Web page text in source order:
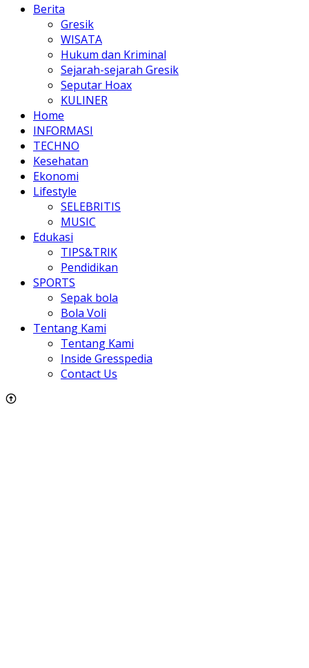
Berita
Gresik
WISATA
Hukum dan Kriminal
Sejarah-sejarah Gresik
Seputar Hoax
KULINER
Home
INFORMASI
TECHNO
Kesehatan
Ekonomi
Lifestyle
SELEBRITIS
MUSIC
Edukasi
TIPS&TRIK
Pendidikan
SPORTS
Sepak bola
Bola Voli
Tentang Kami
Tentang Kami
Inside Gresspedia
Contact Us